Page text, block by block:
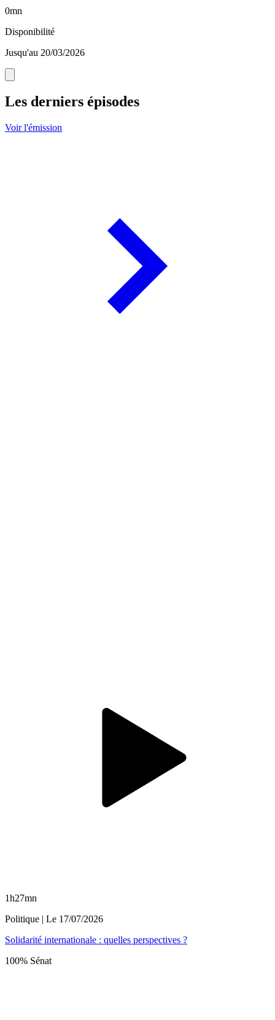
0mn
Disponibilité
Jusqu'au 20/03/2026
Les derniers épisodes
Voir l'émission
1h27mn
Politique | Le 17/07/2026
Solidarité internationale : quelles perspectives ?
100% Sénat